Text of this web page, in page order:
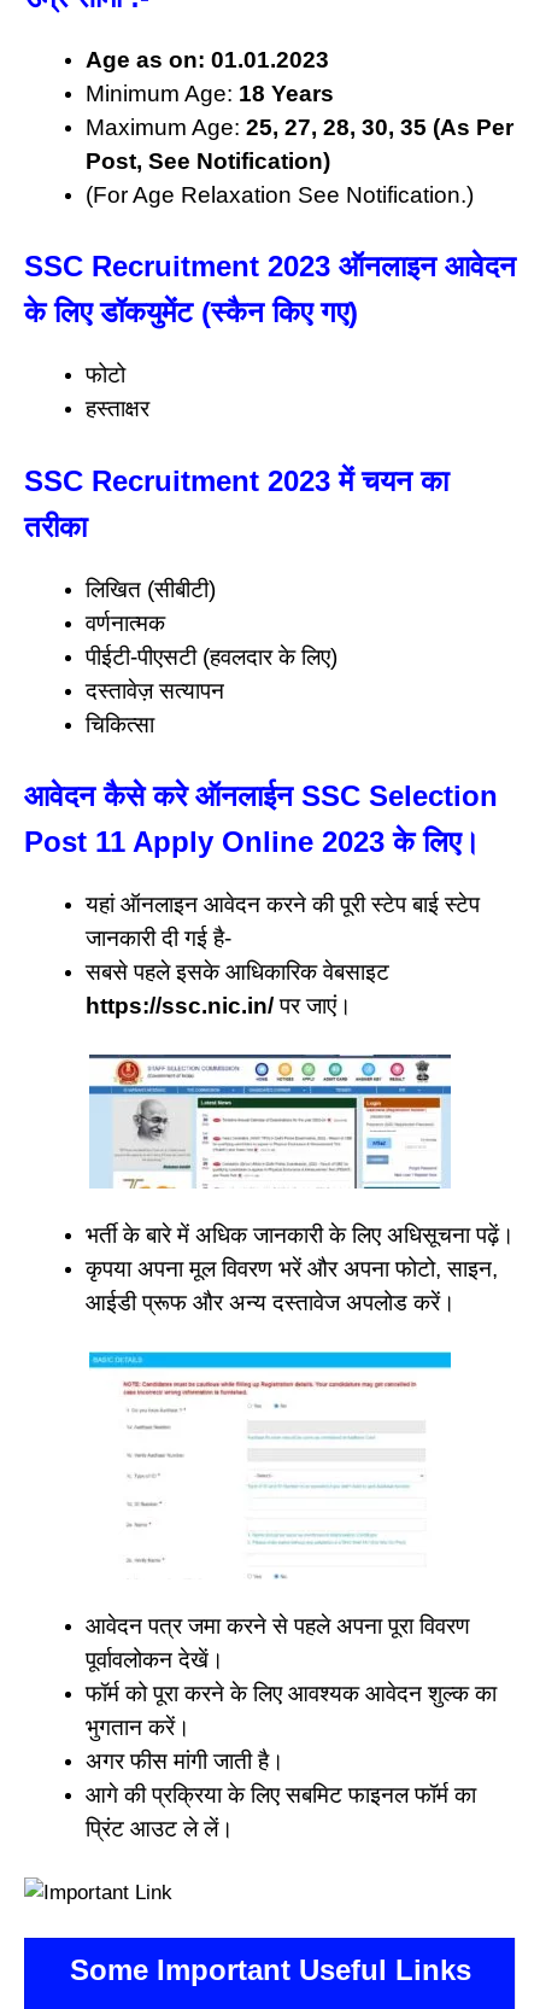
Age as on: 01.01.2023
Minimum Age: 18 Years
Maximum Age: 25, 27, 28, 30, 35 (As Per
Post, See Notification)
(For Age Relaxation See Notification.)
SSC Recruitment 2023 ऑनलाइन आवेदन
के लिए डॉकयुमेंट (स्कैन किए गए)
फोटो
हस्ताक्षर
SSC Recruitment 2023 में चयन का
तरीका
लिखित (सीबीटी)
वर्णनात्मक
पीईटी-पीएसटी (हवलदार के लिए)
दस्तावेज़ सत्यापन
चिकित्सा
आवेदन कैसे करे ऑनलाईन SSC Selection
Post 11 Apply Online 2023 के लिए।
यहां ऑनलाइन आवेदन करने की पूरी स्टेप बाई स्टेप
जानकारी दी गई है-
सबसे पहले इसके आधिकारिक वेबसाइट
https://ssc.nic.in/पर जाएं।
भर्ती के बारे में अधिक जानकारी के लिए अधिसूचना पढ़ें।
कृपया अपना मूल विवरण भरें और अपना फोटो, साइन,
आईडी प्रूफ और अन्य दस्तावेज अपलोड करें।
आवेदन पत्र जमा करने से पहले अपना पूरा विवरण
पूर्वावलोकन देखें।
फॉर्म को पूरा करने के लिए आवश्यक आवेदन शुल्क का
भुगतान करें।
अगर फीस मांगी जाती है।
आगे की प्रक्रिया के लिए सबमिट फाइनल फॉर्म का
प्रिंट आउट ले लें।
Some Important Useful Links